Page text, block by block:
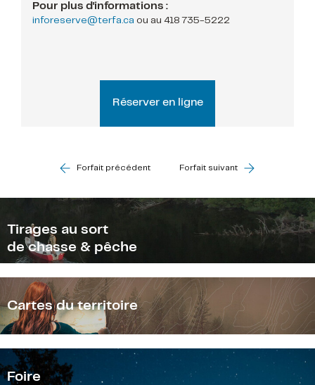
Pour plus d'informations :
inforeserve@terfa.ca ou au 418 735-5222
Réserver en ligne
Forfait précédent Forfait suivant
Tirages au sort
de chasse & pêche
Cartes du territoire
Foire